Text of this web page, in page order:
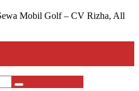
Mobil Golf – CV Rizha, All